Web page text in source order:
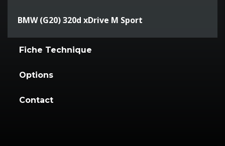
BMW (G20) 320d xDrive M Sport
Fiche Technique
Options
Contact